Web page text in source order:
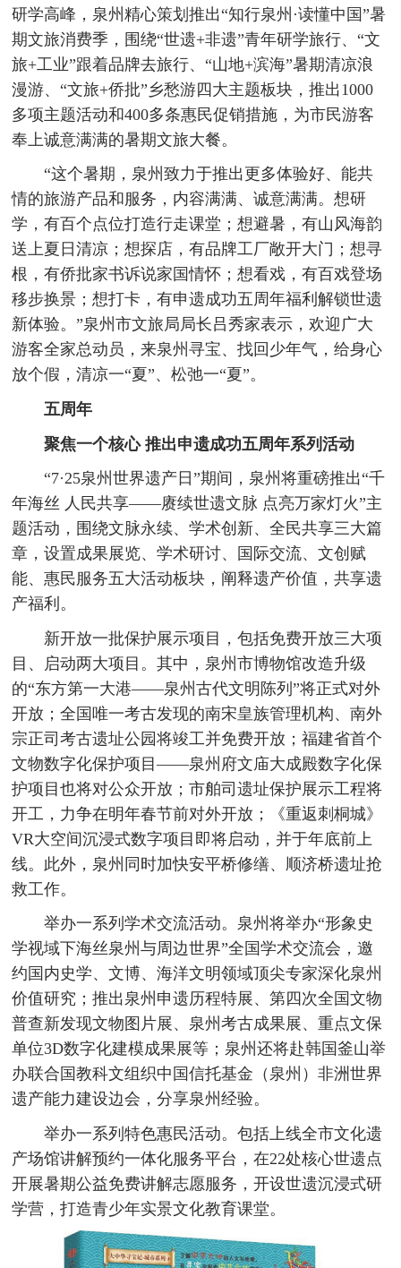
研学高峰，泉州精心策划推出“知行泉州·读懂中国”暑
期文旅消费季，围绕“世遗+非遗”青年研学旅行、“文
旅+工业”跟着品牌去旅行、“山地+滨海”暑期清凉浪
漫游、“文旅+侨批”乡愁游四大主题板块，推出1000
多项主题活动和400多条惠民促销措施，为市民游客
奉上诚意满满的暑期文旅大餐。
“这个暑期，泉州致力于推出更多体验好、能共
情的旅游产品和服务，内容满满、诚意满满。想研
学，有百个点位打造行走课堂；想避暑，有山风海韵
送上夏日清凉；想探店，有品牌工厂敞开大门；想寻
根，有侨批家书诉说家国情怀；想看戏，有百戏登场
移步换景；想打卡，有申遗成功五周年福利解锁世遗
新体验。”泉州市文旅局局长吕秀家表示，欢迎广大
游客全家总动员，来泉州寻宝、找回少年气，给身心
放个假，清凉一“夏”、松弛一“夏”。
五周年
聚焦一个核心 推出申遗成功五周年系列活动
“7·25泉州世界遗产日”期间，泉州将重磅推出“千
年海丝 人民共享——赓续世遗文脉 点亮万家灯火”主
题活动，围绕文脉永续、学术创新、全民共享三大篇
章，设置成果展览、学术研讨、国际交流、文创赋
能、惠民服务五大活动板块，阐释遗产价值，共享遗
产福利。
新开放一批保护展示项目，包括免费开放三大项
目、启动两大项目。其中，泉州市博物馆改造升级
的“东方第一大港——泉州古代文明陈列”将正式对外
开放；全国唯一考古发现的南宋皇族管理机构、南外
宗正司考古遗址公园将竣工并免费开放；福建省首个
文物数字化保护项目——泉州府文庙大成殿数字化保
护项目也将对公众开放；市舶司遗址保护展示工程将
开工，力争在明年春节前对外开放；《重返刺桐城》
VR大空间沉浸式数字项目即将启动，并于年底前上
线。此外，泉州同时加快安平桥修缮、顺济桥遗址抢
救工作。
举办一系列学术交流活动。泉州将举办“形象史
学视域下海丝泉州与周边世界”全国学术交流会，邀
约国内史学、文博、海洋文明领域顶尖专家深化泉州
价值研究；推出泉州申遗历程特展、第四次全国文物
普查新发现文物图片展、泉州考古成果展、重点文保
单位3D数字化建模成果展等；泉州还将赴韩国釜山举
办联合国教科文组织中国信托基金（泉州）非洲世界
遗产能力建设边会，分享泉州经验。
举办一系列特色惠民活动。包括上线全市文化遗
产场馆讲解预约一体化服务平台，在22处核心世遗点
开展暑期公益免费讲解志愿服务，开设世遗沉浸式研
学营，打造青少年实景文化教育课堂。